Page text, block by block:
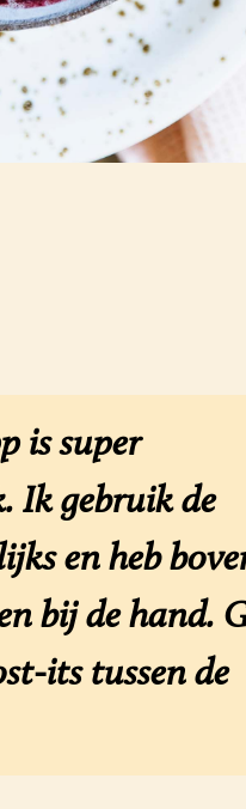
is super
Ik gebruik de
en heb
bij de hand.
its tussen de